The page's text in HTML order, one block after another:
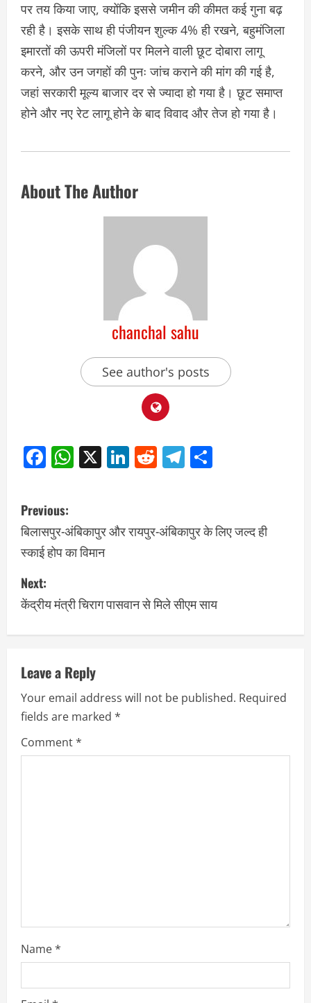
पर तय किया जाए, क्योंकि इससे जमीन की कीमत कई गुना बढ़
रही है। इसके साथ ही पंजीयन शुल्क 4% ही रखने, बहुमंजिला
इमारतों की ऊपरी मंजिलों पर मिलने वाली छूट दोबारा लागू
करने, और उन जगहों की पुनः जांच कराने की मांग की गई है,
जहां सरकारी मूल्य बाजार दर से ज्यादा हो गया है। छूट समाप्त
होने और नए रेट लागू होने के बाद विवाद और तेज हो गया है।
About The Author
chanchal sahu
See author's posts
Facebook
WhatsApp
X LinkedIn
RedditTelegram
Previous:
बिलासपुर-अंबिकापुर और रायपुर-अंबिकापुर के लिए जल्द ही
स्काई होप का विमान
Next:
केंद्रीय मंत्री चिराग पासवान से मिले सीएम साय
Leave a Reply
Your email address will not be published. Required
fields are marked *
Comment*
Name*